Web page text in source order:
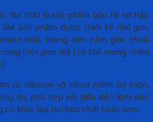
3M 3100 là sản phẩm bảo hộ hô hấp
Sản phẩm được thiết kế nhỏ gọn,
mặt, mang đến cảm giác thoải
thời gian dài (có thể mang nhiều
từ silicone và nhựa mềm an toàn,
da, phù hợp với điều kiện làm việc
khói, bụi, hơi hóa chất hoặc sơn…